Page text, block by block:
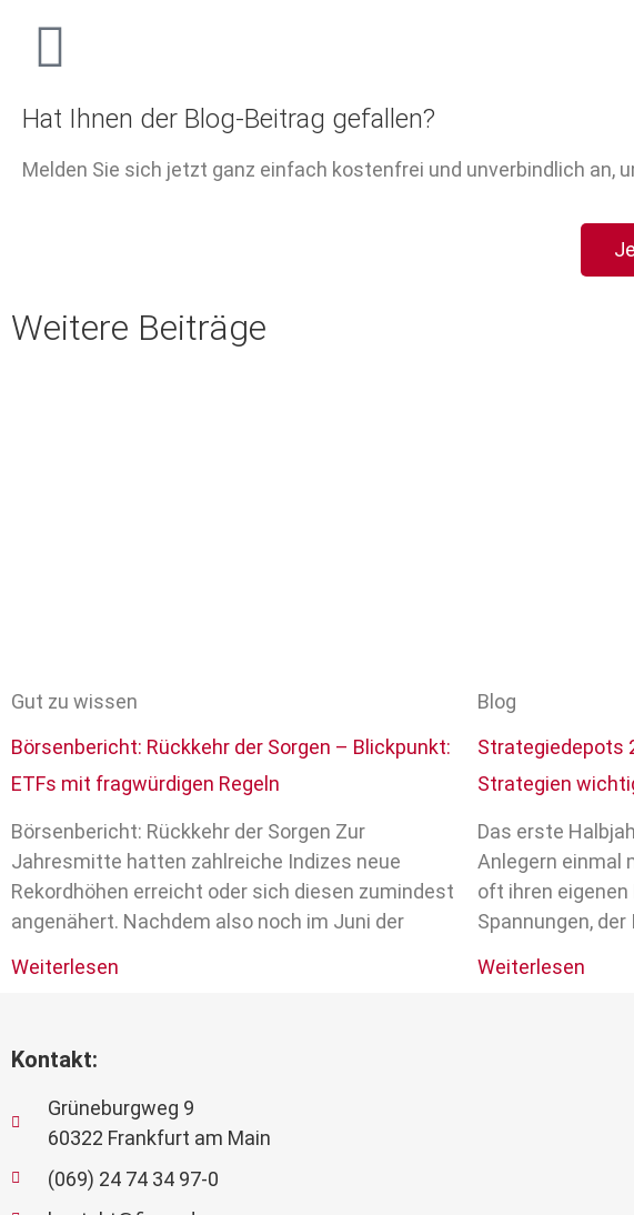
Hat Ihnen der Blog-Beitrag gefallen?
Melden Sie sich jetzt ganz einfach kostenfrei und unverbindlich an,
Weitere Beiträge
Gut zu wissen
Börsenbericht: Rückkehr der Sorgen – Blickpunkt:
ETFs mit fragwürdigen Regeln
Börsenbericht: Rückkehr der Sorgen Zur
Jahresmitte hatten zahlreiche Indizes neue
Rekordhöhen erreicht oder sich diesen zumindest
angenähert. Nachdem also noch im Juni der
Weiterlesen
Blog
Strategiedepots
Strategien
Das erste
Anlegern einmal
oft ihren eigenen
Spannungen,
Weiterlesen
Kontakt:
Grüneburgweg 9
60322 Frankfurt am Main
(069) 24 74 34 97-0